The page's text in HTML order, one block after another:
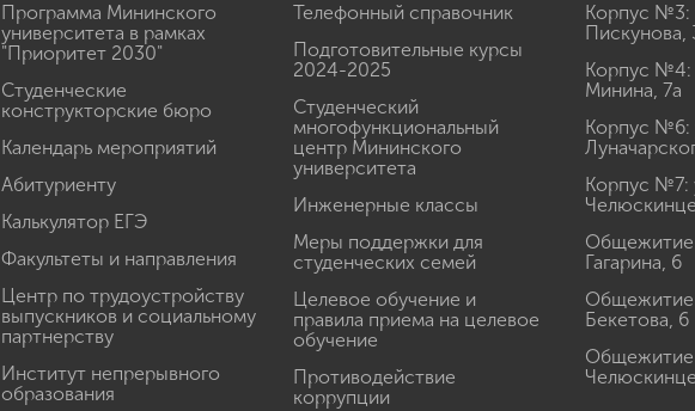
Программа Мининского
университета в рамках
"Приоритет 2030"
Студенческие
конструкторские бюро
Календарь мероприятий
Абитуриенту
Калькулятор ЕГЭ
Факультеты и направления
Центр по трудоустройству
выпускников и социальному
партнерству
Институт непрерывного
образования
Телефонный справочник
Подготовительные курсы
2024-2025
Студенческий
многофункциональный
центр Мининского
университета
Инженерные классы
Меры поддержки для
студенческих семей
Целевое обучение и
правила приема на целевое
обучение
Противодействие
коррупции
Корпус №3:
Пискунова,
Корпус №4:
Минина, 7а
Корпус №6:
Корпус №7:
Гагарина, 6
Бекетова, 6